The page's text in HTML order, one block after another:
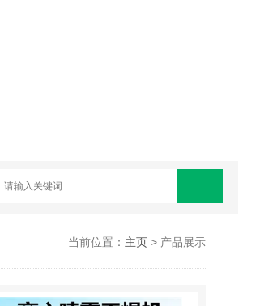
当前位置： 主页> 产品展示